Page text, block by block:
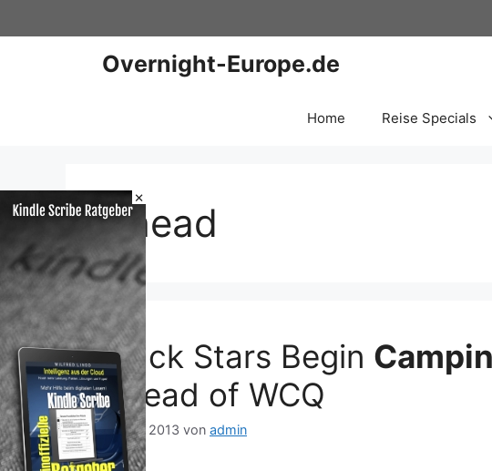
×
Inhalt
Overnight-Europe.de
Home Reise Specials
Ahead
Black Stars Begin
Ahead of WCQ
27. Mai 2013 von admin